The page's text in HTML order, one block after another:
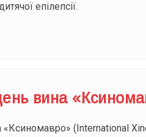
епілепсії.
вина
(International